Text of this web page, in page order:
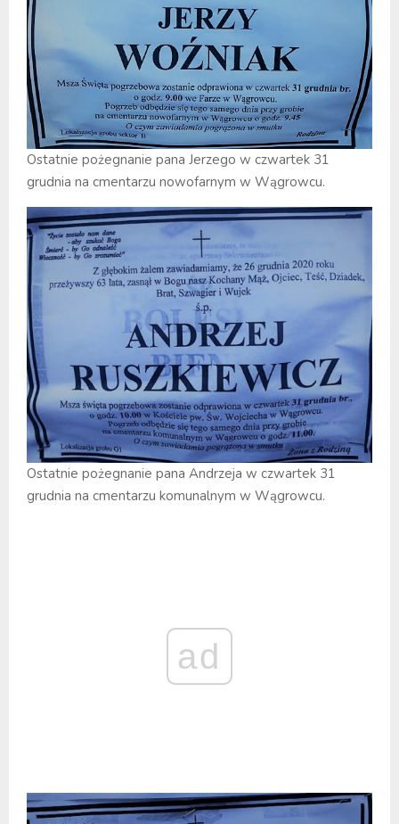
Ostatnie pożegnanie pana Jerzego w czwartek 31
grudnia na cmentarzu nowofarnym w Wągrowcu.
Ostatnie pożegnanie pana Andrzeja w czwartek 31
grudnia na cmentarzu komunalnym w Wągrowcu.
ad